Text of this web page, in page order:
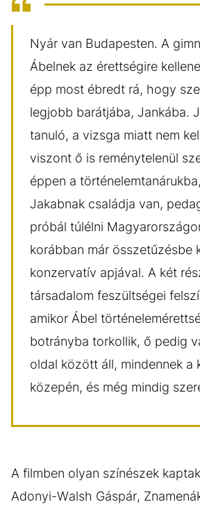
Nyár van Budapesten. A
Ábelnek az érettségire
épp most ébredt rá, hogy
legjobb barátjába, Jankába.
tanuló, a vizsga miatt nem
viszont ő is reménytelenül
éppen a
Jakabnak családja van,
próbál túlélni
korábban már összetűzésbe
konzervatív apjával. A két
társadalom feszültségei
amikor Ábel
botrányba torkollik, ő pedig
oldal között áll, mindennek a
közepén, és még mindig
A filmben olyan színészek
Adonyi-Walsh Gáspár,